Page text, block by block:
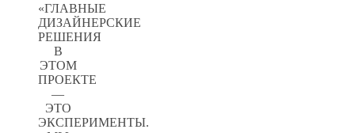
«ГЛАВНЫЕ
ДИЗАЙНЕРСКИЕ
РЕШЕНИЯ
В
ЭТОМ
ПРОЕКТЕ
—
ЭТО
ЭКСПЕРИМЕНТЫ.